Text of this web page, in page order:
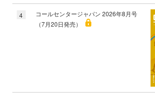
4
コールセンタージャパン 2026年8月号
（7月20日発売）